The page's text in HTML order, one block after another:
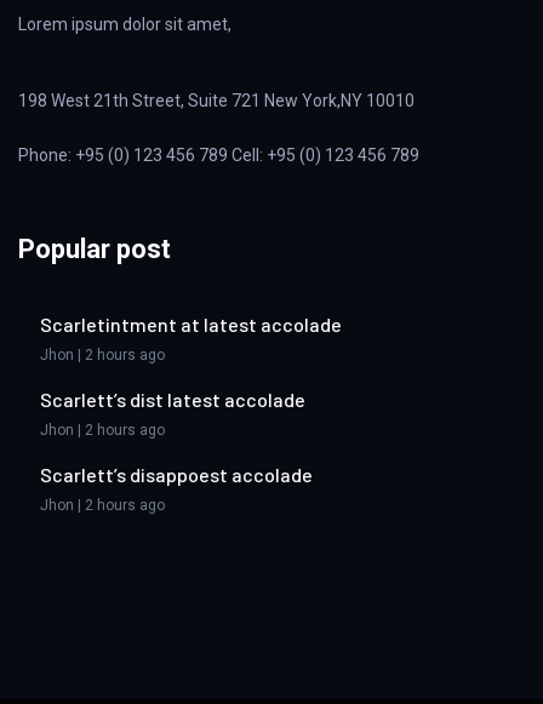
Lorem ipsum dolor sit amet,
198 West 21th Street, Suite 721 New York,NY 10010
Phone: +95 (0) 123 456 789 Cell: +95 (0) 123 456 789
Popular post
Scarletintment at latest accolade
Jhon | 2 hours ago
Scarlett’s dist latest accolade
Jhon | 2 hours ago
Scarlett’s disappoest accolade
Jhon | 2 hours ago